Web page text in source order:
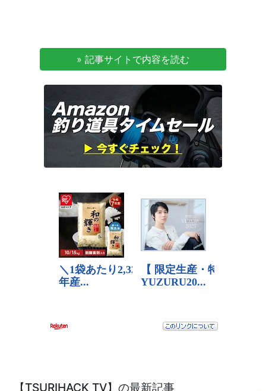
» 記事サイトで内容を読む
【TSURIHACK TV】の最新記事